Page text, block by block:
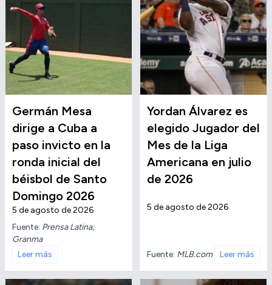
Germán Mesa
dirige a Cuba a
paso invicto en la
ronda inicial del
béisbol de Santo
Domingo 2026
5 de agosto de 2026
Fuente: Prensa Latina;
Granma
Leer más
Yordan Álvarez es
elegido Jugador del
Mes de la Liga
Americana en julio
de 2026
5 de agosto de 2026
Fuente: MLB.com Leer más